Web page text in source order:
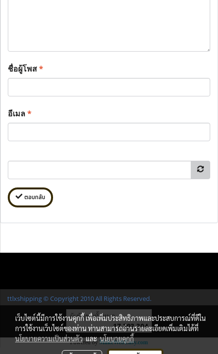
ชื่อผู้โพส*
อีเมล*
ตอบกลับ
ttlxshipping © Copyright 2010 All Rights Reserved.
ผู้เข้าชมทั้งหมด
17,293,304
Powered by MakeWebEasy.com
เว็บไซต์นี้มีการใช้งานคุกกี้ เพื่อเพิ่มประสิทธิภาพและประสบการณ์ที่ดีใน
การใช้งานเว็บไซต์ของท่าน ท่านสามารถอ่านรายละเอียดเพิ่มเติมได้ที่
นโยบายความเป็นส่วนตัวและนโยบายคุกกี้